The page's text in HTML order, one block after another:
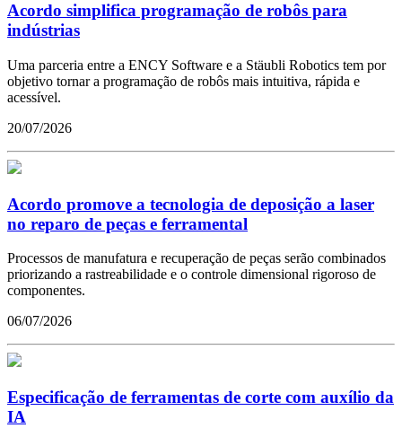
Acordo simplifica programação de robôs para
indústrias
Uma parceria entre a ENCY Software e a Stäubli Robotics tem por
objetivo tornar a programação de robôs mais intuitiva, rápida e
acessível.
20/07/2026
Acordo promove a tecnologia de deposição a laser
no reparo de peças e ferramental
Processos de manufatura e recuperação de peças serão combinados
priorizando a rastreabilidade e o controle dimensional rigoroso de
componentes.
06/07/2026
Especificação de ferramentas de corte com auxílio da
IA